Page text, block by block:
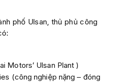
phố Ulsan, thủ phủ công
Motors’ Ulsan Plant )
(công nghiệp nặng – đóng